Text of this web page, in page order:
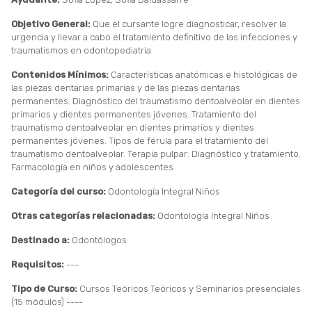
Objetivo General: Que el cursante logre diagnosticar, resolver la
urgencia y llevar a cabo el tratamiento definitivo de las infecciones y
traumatismos en odontopediatria
Contenidos Mínimos: Características anatómicas e histológicas de
las piezas dentarias primarias y de las piezas dentarias
permanentes. Diagnóstico del traumatismo dentoalveolar en dientes
primarios y dientes permanentes jóvenes. Tratamiento del
traumatismo dentoalveolar en dientes primarios y dientes
permanentes jóvenes. Tipos de férula para el tratamiento del
traumatismo dentoalveolar. Terapia pulpar: Diagnóstico y tratamiento.
Farmacología en niños y adolescentes
Categoría del curso: Odontología Integral Niños
Otras categorías relacionadas: Odontología Integral Niños
Destinado a: Odontólogos
Requisitos: ---
Tipo de Curso: Cursos Teóricos Teóricos y Seminarios presenciales
(15 módulos) ----